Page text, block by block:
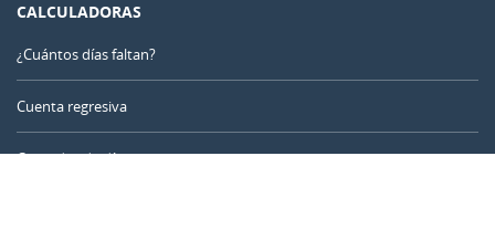
CALCULADORAS
¿Cuántos días faltan?
Cuenta regresiva
Contador de días